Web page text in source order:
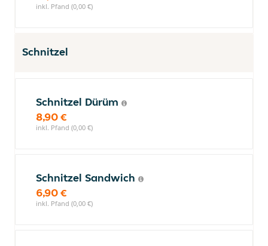
inkl. Pfand (0,00 €)
Schnitzel
Schnitzel Dürüm
8,90 €
inkl. Pfand (0,00 €)
Schnitzel Sandwich
6,90 €
inkl. Pfand (0,00 €)